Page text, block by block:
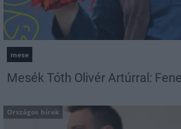
mese
Mesék Tóth Olivér Artúrral:
Országos hírek